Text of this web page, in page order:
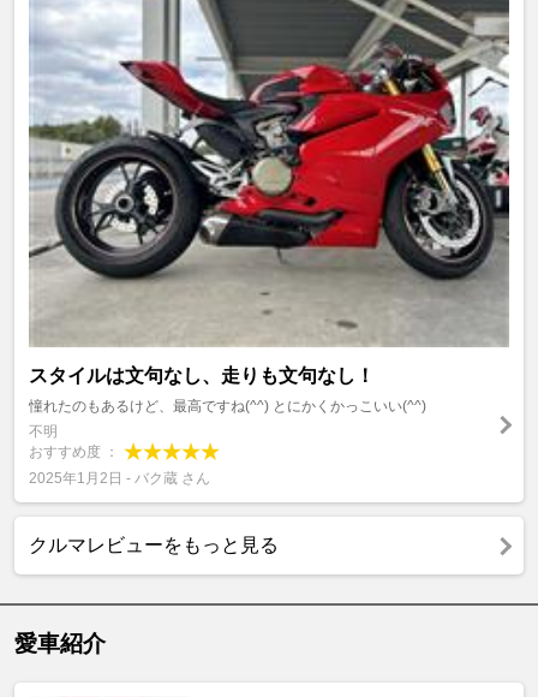
スタイルは文句なし、走りも文句なし！
憧れたのもあるけど、最高ですね(^^) とにかくかっこいい(^^)
不明
おすすめ度 ：
2025年1月2日 - バク蔵 さん
クルマレビューをもっと見る
愛車紹介